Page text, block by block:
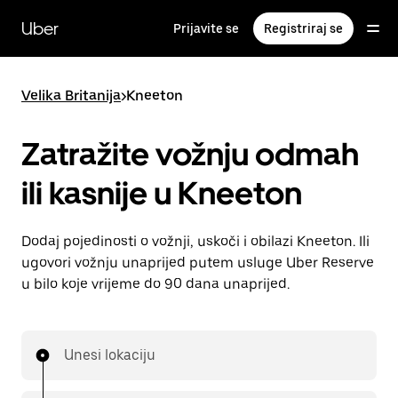
glavni
sadržaj
Uber Prijavite se Registriraj se
Velika Britanija>Kneeton
Zatražite vožnju odmah
ili kasnije u Kneeton
Dodaj pojedinosti o vožnji, uskoči i obilazi Kneeton. Ili
ugovori vožnju unaprijed putem usluge Uber Reserve
u bilo koje vrijeme do 90 dana unaprijed.
Unesi lokaciju